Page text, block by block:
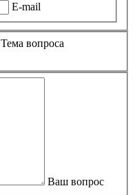
E-mail
Тема вопроса
Ваш вопрос